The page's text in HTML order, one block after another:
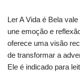
Ler A Vida é Bela
une emoção e
oferece uma visão
de transformar a
Ele é indicado para